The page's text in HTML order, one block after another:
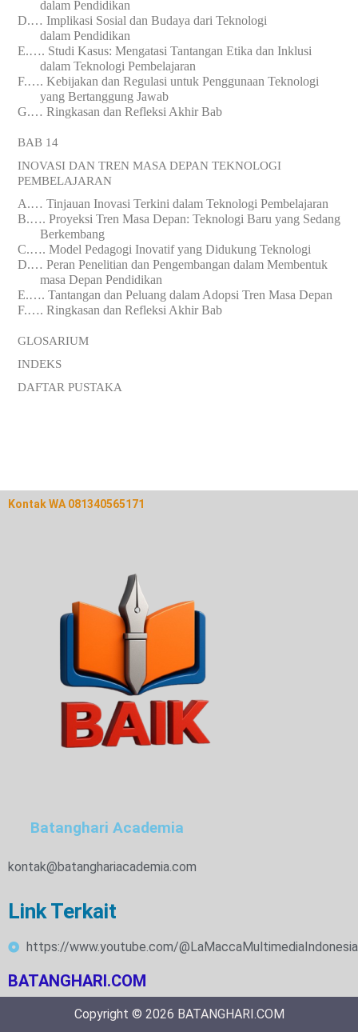
dalamPendidikan
D.… Implikasi Sosial dan Budaya dari Teknologi
dalamPendidikan
E.…. Studi Kasus: Mengatasi Tantangan Etika dan Inklusi
dalam Teknologi Pembelajaran
F.…. Kebijakan dan Regulasi untuk Penggunaan Teknologi
yang Bertanggung Jawab
G.… Ringkasan dan Refleksi Akhir Bab
BAB 14
INOVASI DAN TREN MASA DEPAN TEKNOLOGI
PEMBELAJARAN
A.… Tinjauan Inovasi Terkini dalam Teknologi Pembelajaran
B.…. Proyeksi Tren Masa Depan: Teknologi Baru yang Sedang
Berkembang
C.…. Model Pedagogi Inovatif yang Didukung Teknologi
D.… Peran Penelitian dan Pengembangan dalam Membentuk
masaDepan Pendidikan
E.…. Tantangan dan Peluang dalam Adopsi Tren Masa Depan
F.…. Ringkasan dan Refleksi Akhir Bab
GLOSARIUM
INDEKS
DAFTAR PUSTAKA
Kontak WA 081340565171
Batanghari Academia
kontak@batanghariacademia.com
Link Terkait
https://www.youtube.com/
BATANGHARI.COM
Copyright © 2026 BATANGHARI.COM